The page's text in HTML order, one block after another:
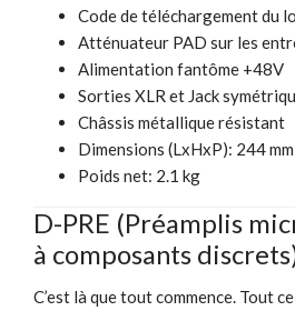
Code de téléchargement du
Atténuateur PAD sur les
Alimentation fantôme +48V
Sorties XLR et Jack
Châssis métallique résistant
Dimensions (LxHxP): 244
Poids net: 2.1 kg
D-PRE (Préamplis
à composants
C’est là que tout commence. Tout